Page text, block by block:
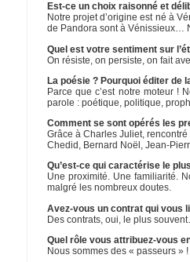
Est-ce un choix raisonné et
Notre projet d’origine est né à
de Pandora sont à Vénissieux…
Quel est votre sentiment sur
On résiste, on persiste, on fait
La poésie ? Pourquoi éditer de
Parce que c’est notre moteur !
parole : poétique, politique,
Comment se sont opérés les
Grâce à Charles Juliet,
Chedid, Bernard Noël, Jean-
Qu’est-ce qui caractérise le
Une proximité. Une familiarité.
malgré les nombreux doutes.
Avez-vous un contrat qui vous
Des contrats, oui, le plus
Quel rôle vous attribuez-vous
Nous sommes des « passeurs »